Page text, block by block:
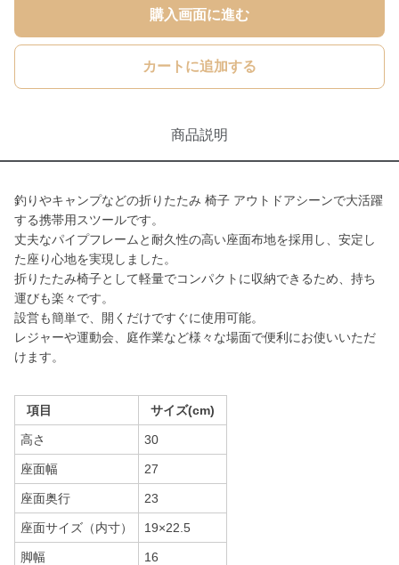
購入画面に進む
カートに追加する
商品説明
釣りやキャンプなどの折りたたみ 椅子 アウトドアシーンで大活躍
する携帯用スツールです。
丈夫なパイプフレームと耐久性の高い座面布地を採用し、安定し
た座り心地を実現しました。
折りたたみ椅子として軽量でコンパクトに収納できるため、持ち
運びも楽々です。
設営も簡単で、開くだけですぐに使用可能。
レジャーや運動会、庭作業など様々な場面で便利にお使いいただ
けます。
項目 サイズ(cm)
高さ 30
座面幅 27
座面奥行 23
座面サイズ（内寸） 19×22.5
脚幅 16